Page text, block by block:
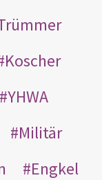
Koscher
YHWA
Militär
Engkel